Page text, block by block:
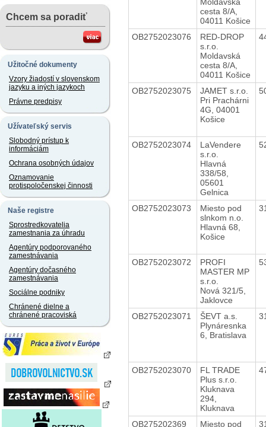
Chcem sa poradiť
Užitočné dokumenty
Vzory žiadostí v slovenskom
jazyku a iných jazykoch
Právne predpisy
Užívateľský servis
Slobodný prístup k
informáciám
Ochrana osobných údajov
Oznamovanie
protispoločenskej činnosti
Naše registre
Sprostredkovatelia
zamestnania za úhradu
Agentúry podporovaného
zamestnávania
Agentúry dočasného
zamestnávania
Sociálne podniky
Chránené dielne a
chránené pracoviská
cesta 8/A,
04011 Košice
OB2752023076
RED-DROP
s.r.o.
Moldavská
cesta 8/A,
04011 Košice
OB2752023075
JAMET s.r.o.
Pri Prachárni
4G, 04001
Košice
OB2752023074
LaVendere
s.r.o.
Hlavná
338/58,
05601
Gelnica
OB2752023073
Miesto pod
slnkom n.o.
Hlavná 68,
Košice
OB2752023072
PROFI
MASTER MP
s.r.o.
Nová 321/5,
Jaklovce
OB2752023071
ŠEVT a.s.
Plynáresnka
6, Bratislava
OB2752023070
FL TRADE
Plus s.r.o.
Kluknava
294,
Kluknava
OB275202369
Miesto pod